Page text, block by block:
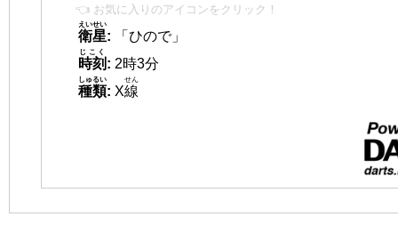
👈 お気に入りのアイコンをクリック！
衛星
えいせい
:
「ひので」
時刻
じこく
: 2時3分
種類
しゅるい
: X線
せん